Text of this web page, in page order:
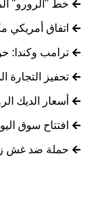
خط "الرورو"
اتفاق أمريكي
ترامب وكندا:
تحفيز التجارة
أسعار الديك
افتتاح سوق
حملة ضد غش